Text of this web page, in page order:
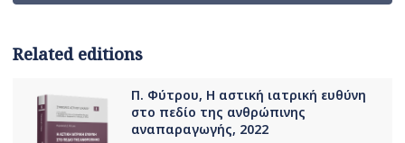
Related editions
Π. Φύτρου, Η αστική ιατρική ευθύνη
στο πεδίο της ανθρώπινης
αναπαραγωγής, 2022